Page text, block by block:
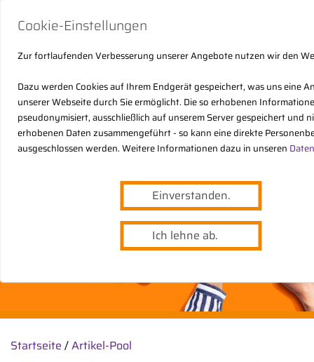
Cookie-Einstellungen
Zur fortlaufenden Verbesserung unserer Angebote nutzen wir den
Dazu werden Cookies auf Ihrem Endgerät gespeichert, was uns eine
unserer Webseite durch Sie ermöglicht. Die so erhobenen
pseudonymisiert, ausschließlich auf unserem Server gespeichert und
erhobenen Daten zusammengeführt - so kann eine direkte
ausgeschlossen werden. Weitere Informationen dazu in unseren
Einverstanden.
Ich lehne ab.
Startseite /Artikel-Pool